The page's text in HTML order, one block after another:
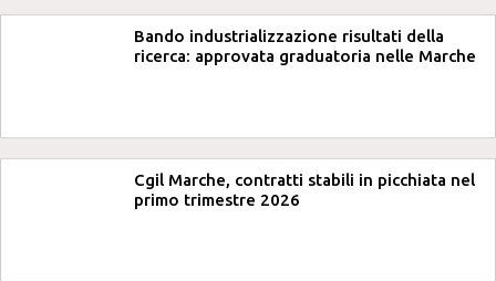
Bando industrializzazione risultati della
ricerca: approvata graduatoria nelle Marche
Cgil Marche, contratti stabili in picchiata nel
primo trimestre 2026